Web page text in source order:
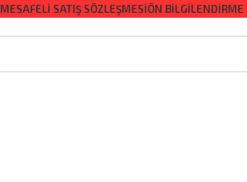
MESAFELI SATIŞ SÖZLEŞMESIÖN BILGILENDIRME